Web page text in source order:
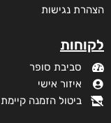
הצהרת נגישות
לקוחות
סביבת סופר
איזור אישי
ביטול הזמנה קיימת